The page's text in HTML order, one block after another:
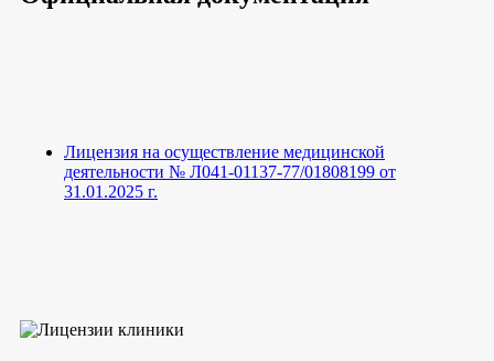
Лицензия на осуществление медицинской
деятельности № Л041-01137-77/01808199 от
31.01.2025 г.